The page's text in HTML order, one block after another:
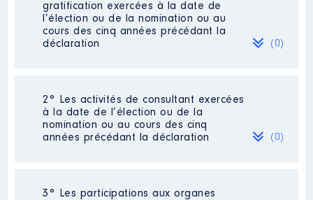
gratification exercées à la date de
l’élection ou de la nomination ou au
cours des cinq années précédant la
déclaration
(0)
Néant
2° Les activités de consultant exercées
à la date de l’élection ou de la
nomination ou au cours des cinq
années précédant la déclaration
(0)
Néant
3° Les participations aux organes